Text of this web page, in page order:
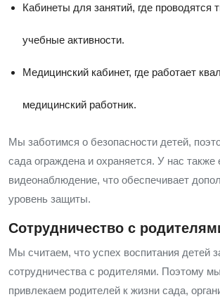
Кабинеты для занятий, где проводятся
учебные активности.
Медицинский кабинет, где работает
медицинский работник.
Мы заботимся о безопасности детей,
сада ограждена и охраняется. У нас также
видеонаблюдение, что обеспечивает
уровень защиты.
Сотрудничество с
Мы считаем, что успех воспитания детей
сотрудничества с родителями. Поэтому
привлекаем родителей к жизни сада,